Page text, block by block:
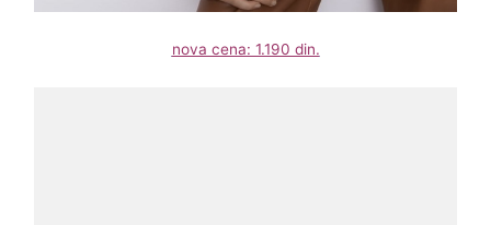
nova cena: 1.190 din.